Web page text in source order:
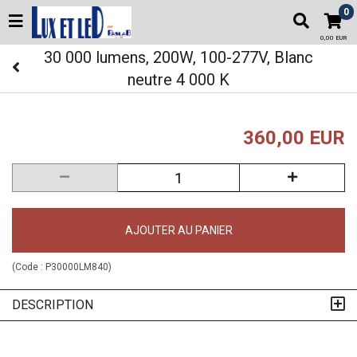
0
0,00 EUR
30 000 lumens, 200W, 100-277V, Blanc
neutre 4 000 K
360,00 EUR
AJOUTER AU PANIER
(Code : P30000LM840)
DESCRIPTION